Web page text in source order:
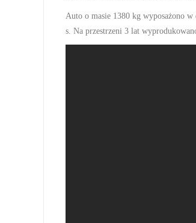
Auto o masie 1380 kg wyposażono
s. Na przestrzeni 3 lat